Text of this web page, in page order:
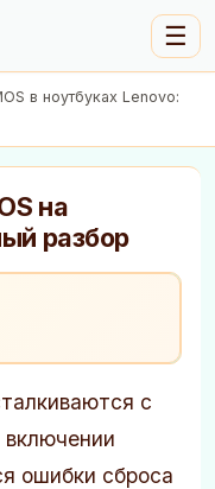
☰
в ноутбуках Lenovo:
на
разбор
с
включении
ошибки сброса